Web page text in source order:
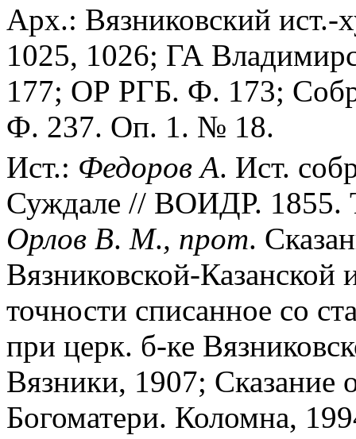
Арх.: Вязниковский
1025, 1026; ГА
177; ОР РГБ. Ф. 173;
Ф. 237. Оп. 1. № 18.
Ист.: Федоров А. Ист.
Суждале // ВОИДР. 1855.
Орлов В. М., прот.
Вязниковской-
точности списанное со
при церк. б-ке
Вязники, 1907; Сказание
Богоматери. Коломна,